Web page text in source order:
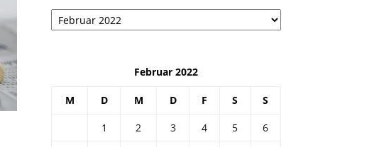
Архив
Februar 2022
M D M D F S S
1 2 3 4 5
6